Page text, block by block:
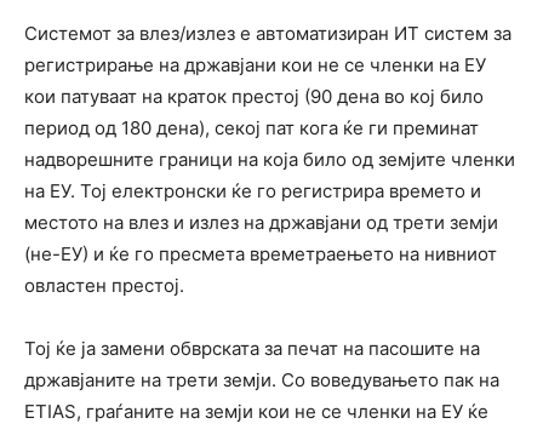
Системот за влез/излез е автоматизиран ИТ систем за
регистрирање на државјани кои не се членки на ЕУ
кои патуваат на краток престој (90 дена во кој било
период од 180 дена), секој пат кога ќе ги преминат
надворешните граници на која било од земјите членки
на ЕУ. Тој електронски ќе го регистрира времето и
местото на влез и излез на државјани од трети земји
(не-ЕУ) и ќе го пресмета времетраењето на нивниот
овластен престој.
Тој ќе ја замени обврската за печат на пасошите на
државјаните на трети земји. Со воведувањето пак на
ETIAS, граѓаните на земји кои не се членки на ЕУ ќе